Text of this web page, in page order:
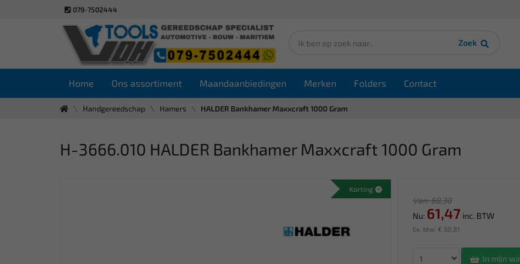
079-7502444
Zoek
Home Ons assortiment Maandaanbiedingen Merken Folders Contact
Handgereedschap Hamers HALDER Bankhamer Maxxcraft 1000 Gram
H-3666.010 HALDER Bankhamer Maxxcraft 1000 Gram
Korting
Van: 68,30
Nu: 61,47 inc. BTW
Ex. btw: € 50,81
In mijn